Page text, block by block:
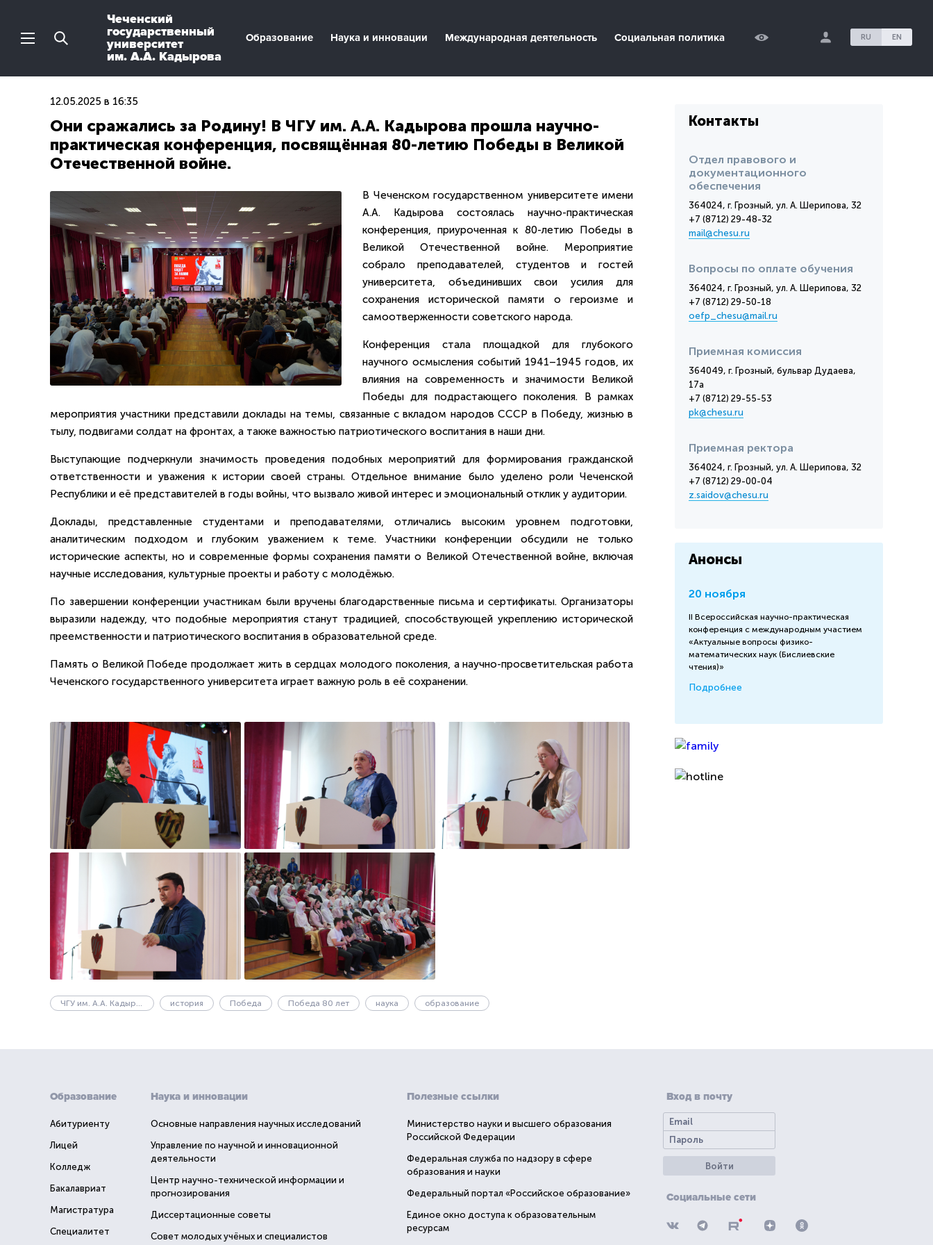
Чеченский
государственный
университет
им. А.А. Кадырова
Образование Наука и инновации Международная деятельность Социальная политика RU EN
12.05.2025 в 16:35
Они сражались за Родину! В ЧГУ им. А.А. Кадырова прошла научно-
практическая конференция, посвящённая 80-летию Победы в Великой
Отечественной войне.
В Чеченском государственном университете имени
А.А. Кадырова состоялась научно-практическая
конференция, приуроченная к 80-летию Победы в
Великой Отечественной войне. Мероприятие
собрало преподавателей, студентов и гостей
университета, объединивших свои усилия для
сохранения исторической памяти о героизме и
самоотверженности советского народа.
Конференция стала площадкой для глубокого
научного осмысления событий 1941–1945 годов, их
влияния на современность и значимости Великой
Победы для подрастающего поколения. В рамках
мероприятия участники представили доклады на темы, связанные с вкладом народов СССР в Победу, жизнью в
тылу, подвигами солдат на фронтах, а также важностью патриотического воспитания в наши дни.
Выступающие подчеркнули значимость проведения подобных мероприятий для формирования гражданской
ответственности и уважения к истории своей страны. Отдельное внимание было уделено роли Чеченской
Республики и её представителей в годы войны, что вызвало живой интерес и эмоциональный отклик у аудитории.
Доклады, представленные студентами и преподавателями, отличались высоким уровнем подготовки,
аналитическим подходом и глубоким уважением к теме. Участники конференции обсудили не только
исторические аспекты, но и современные формы сохранения памяти о Великой Отечественной войне, включая
научные исследования, культурные проекты и работу с молодёжью.
По завершении конференции участникам были вручены благодарственные письма и сертификаты. Организаторы
выразили надежду, что подобные мероприятия станут традицией, способствующей укреплению исторической
преемственности и патриотического воспитания в образовательной среде.
Память о Великой Победе продолжает жить в сердцах молодого поколения, а научно-просветительская работа
Чеченского государственного университета играет важную роль в её сохранении.
ЧГУ им. А.А. Кадырова история Победа Победа 80 лет наука образование
Контакты
Отдел правового и
документационного
обеспечения
364024, г. Грозный, ул. А. Шерипова, 32
+7 (8712) 29-48-32
mail@chesu.ru
Вопросы по оплате обучения
364024, г. Грозный, ул. А. Шерипова, 32
+7 (8712) 29-50-18
oefp_chesu@mail.ru
Приемная комиссия
364049, г. Грозный, бульвар Дудаева,
17а
+7 (8712) 29-55-53
pk@chesu.ru
Приемная ректора
364024, г. Грозный, ул. А. Шерипова, 32
+7 (8712) 29-00-04
z.saidov@chesu.ru
Анонсы
20 ноября
II Всероссийская научно-практическая
конференция с международным участием
«Актуальные вопросы физико-
математических наук (Бислиевские
чтения)»
Подробнее
Образование
Абитуриенту
Лицей
Колледж
Бакалавриат
Магистратура
Специалитет
Наука и инновации
Основные направления научных исследований
Управление по научной и инновационной
деятельности
Центр научно-технической информации и
прогнозирования
Диссертационные советы
Совет молодых учёных и специалистов
Полезные ссылки
Министерство науки и высшего образования
Российской Федерации
Федеральная служба по надзору в сфере
образования и науки
Федеральный портал «Российское образование»
Единое окно доступа к образовательным
ресурсам
Вход в почту
Войти
Социальные сети